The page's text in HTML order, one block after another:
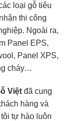
loại gỗ tiêu
thi công
Ngoài ra,
Panel EPS,
Panel XPS,
cháy…
Việt đã cung
hàng và
tự hào luôn